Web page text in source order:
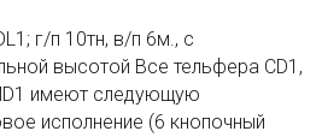
г/п 10тн, в/п 6м., с
высотой Все тельфера CD1,
имеют следующую
исполнение (6 кнопочный